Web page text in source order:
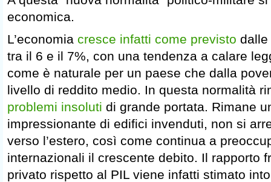
economica.
L’economia cresce infatti come previsto dalle
tra il 6 e il 7%, con una tendenza a calare
come è naturale per un paese che dalla
livello di reddito medio. In questa normalità
problemi insoluti di grande portata. Rimane
impressionante di edifici invenduti, non si
verso l’estero, così come continua a
internazionali il crescente debito. Il rapporto
privato rispetto al PIL viene infatti stimato